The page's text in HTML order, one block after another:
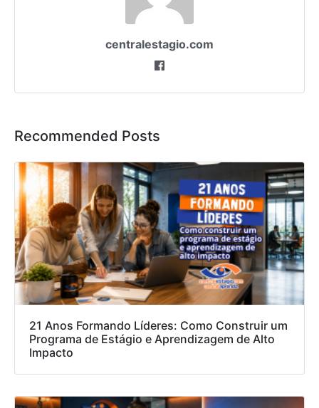
centralestagio.com
Recommended Posts
21 Anos Formando Líderes: Como Construir um
Programa de Estágio e Aprendizagem de Alto
Impacto